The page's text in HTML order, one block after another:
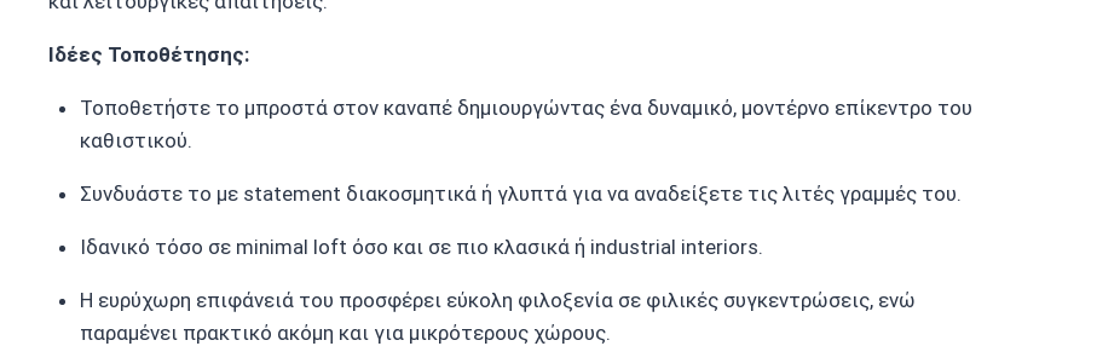
Ιδέες Τοποθέτησης:
Τοποθετήστε το μπροστά στον καναπέ δημιουργώντας ένα δυναμικό, μοντέρνο επίκεντρο του
καθιστικού.
Συνδυάστε το με statement διακοσμητικά ή γλυπτά για να αναδείξετε τις λιτές γραμμές του.
Ιδανικό τόσο σε minimal loft όσο και σε πιο κλασικά ή industrial interiors.
Η ευρύχωρη επιφάνειά του προσφέρει εύκολη φιλοξενία σε φιλικές συγκεντρώσεις, ενώ
παραμένει πρακτικό ακόμη και για μικρότερους χώρους.